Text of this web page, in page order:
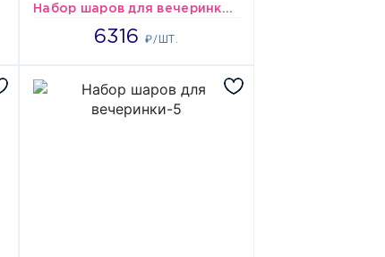
Набор шаров для вечеринки-7
6316₽/ШТ.
6316